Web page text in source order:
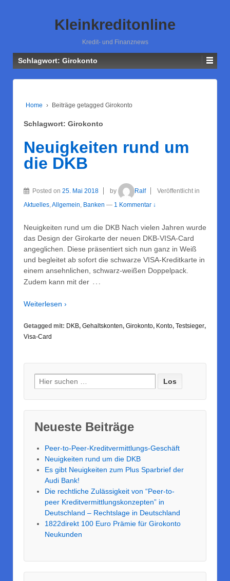
Kleinkreditonline
Kredit- und Finanznews
Schlagwort: Girokonto
Home › Beiträge getagged Girokonto
Schlagwort: Girokonto
Neuigkeiten rund um
die DKB
Posted on 25. Mai 2018 by Ralf
Veröffentlicht in
Aktuelles,Allgemein, Banken — 1 Kommentar ↓
Neuigkeiten rund um die DKB Nach vielen Jahren wurde
das Design der Girokarte der neuen DKB-VISA-Card
angeglichen. Diese präsentiert sich nun ganz in Weiß
und begleitet ab sofort die schwarze VISA-Kreditkarte in
einem ansehnlichen, schwarz-weißen Doppelpack.
Zudem kann mit der …
Weiterlesen ›
Getagged mit: DKB, Gehaltskonten, Girokonto, Konto, Testsieger,
Visa-Card
Suche nach:
Neueste Beiträge
Peer-to-Peer-Kreditvermittlungs-Geschäft
Neuigkeiten rund um die DKB
Es gibt Neuigkeiten zum Plus Sparbrief der
Audi Bank!
Die rechtliche Zulässigkeit von “Peer-to-
peer Kreditvermittlungskonzepten” in
Deutschland – Rechtslage in Deutschland
1822direkt 100 Euro Prämie für Girokonto
Neukunden